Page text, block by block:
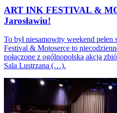
ART INK FESTIVAL &
Jarosławiu!
To był niesamowity weekend
Festival & Motoserce to
połączone z ogólnopolską akcją
Sala Lustrzana (…).